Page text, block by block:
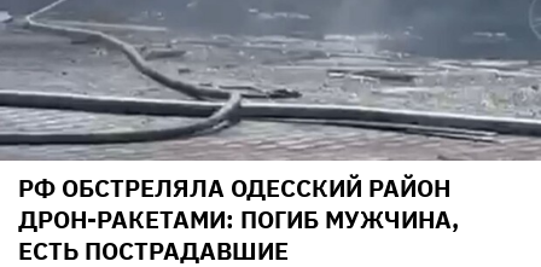
РФ ОБСТРЕЛЯЛА ОДЕССКИЙ РАЙОН
ДРОН-РАКЕТАМИ: ПОГИБ МУЖЧИНА,
ЕСТЬ ПОСТРАДАВШИЕ